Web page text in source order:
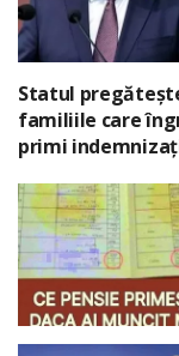
Statul
familiile care
primi